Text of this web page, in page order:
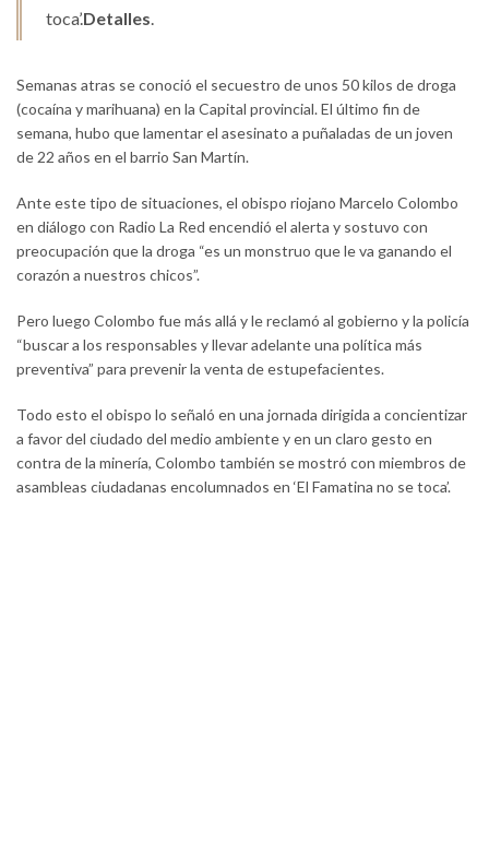
toca’.Detalles.
Semanas atras se conoció el secuestro de unos 50 kilos de droga
(cocaína y marihuana) en la Capital provincial. El último fin de
semana, hubo que lamentar el asesinato a puñaladas de un joven
de 22 años en el barrio San Martín.
Ante este tipo de situaciones, el obispo riojano Marcelo Colombo
en diálogo con Radio La Red encendió el alerta y sostuvo con
preocupación que la droga “es un monstruo que le va ganando el
corazón a nuestros chicos”.
Pero luego Colombo fue más allá y le reclamó al gobierno y la policía
“buscar a los responsables y llevar adelante una política más
preventiva” para prevenir la venta de estupefacientes.
Todo esto el obispo lo señaló en una jornada dirigida a concientizar
a favor del ciudado del medio ambiente y en un claro gesto en
contra de la minería, Colombo también se mostró con miembros de
asambleas ciudadanas encolumnados en ‘El Famatina no se toca’.